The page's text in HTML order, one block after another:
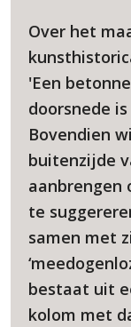
Over het
'Een
doorsnede
Bovendien
buitenzijde
aanbrengen
te
samen met
bestaat uit
kolom met